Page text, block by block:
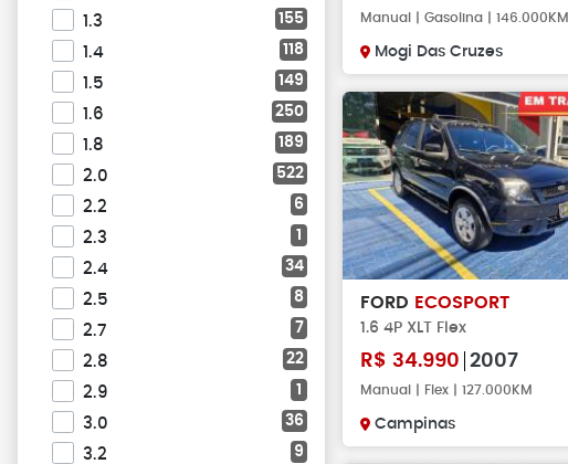
155
1.3
118
1.4
149
1.5
250
1.6
189
1.8
522
2.0
6
2.2
1
2.3
34
2.4
8
2.5
7
2.7
22
2.8
1
2.9
36
3.0
9
3.2
Manual | Gasolina | 146.000KM
Mogi Das Cruzes
FORD ECOSPORT
1.6 4P XLT Flex
R$ 34.990 2007
Manual | Flex | 127.000KM
Campinas